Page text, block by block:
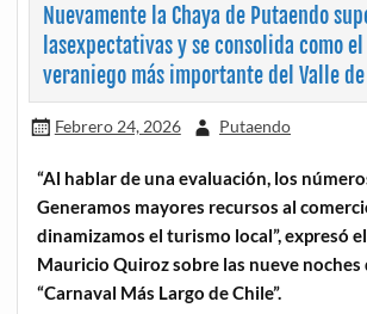
Nuevamente la Chaya de Putaendo
lasexpectativas y se consolida como
veraniego más importante del Valle
Febrero 24, 2026 Putaendo
“Al hablar de una evaluación, los
Generamos mayores recursos al
dinamizamos el turismo local”, expresó
Mauricio Quiroz sobre las nueve noches
“Carnaval Más Largo de Chile”.